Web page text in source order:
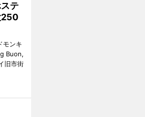
テ
250
モンキ
Buon,
旧市街